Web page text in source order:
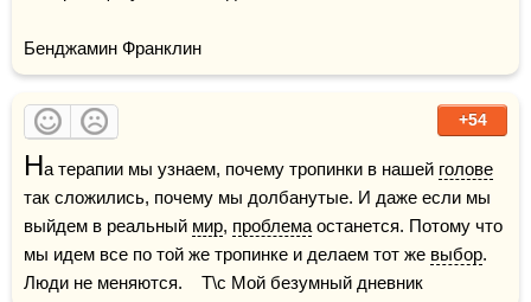
Бенджамин Франклин
+54
На терапии мы узнаем, почему тропинки в нашей голове
так сложились, почему мы долбанутые. И даже если мы
выйдем в реальный мир, проблема останется. Потому что
мы идем все по той же тропинке и делаем тот же выбор.
Люди не меняются.    Т\с Мой безумный дневник